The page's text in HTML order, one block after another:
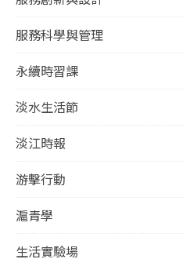
服務科學與管理
永續時習課
淡水生活節
淡江時報
游擊行動
滬青學
生活實驗場